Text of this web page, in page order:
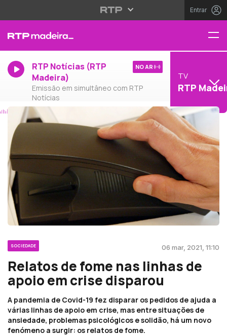
Entrar
RTP Notícias (RTP
Madeira)
Emissão em simultâneo com RTP
Notícias
NO AR
TV
RTP
SOCIEDADE 06 mar, 2021, 11:10
Relatos de fome nas linhas de
apoio em crise disparou
A pandemia de Covid-19 fez disparar os pedidos de ajuda a
várias linhas de apoio em crise, mas entre situações de
ansiedade, problemas psicológicos e solidão, há um novo
fenómeno a surgir: os relatos de fome.